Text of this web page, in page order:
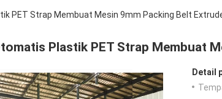
PET Strap Membuat Mesin 9mm Packing Belt
Plastik PET Strap Membuat
Detail